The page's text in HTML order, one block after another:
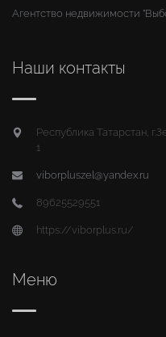
Агентство недвижимости
Наши контакты
Республика Татарстан,
1
viborpluszel@yandex.ru
89625529551
https://viborplus.ru/
Меню